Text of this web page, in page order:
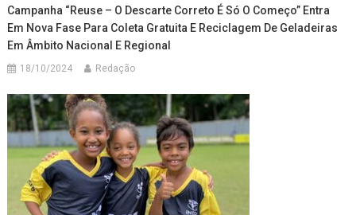
Campanha “Reuse – O Descarte Correto É Só O Começo” Entra
Em Nova Fase Para Coleta Gratuita E Reciclagem De Geladeiras
Em Âmbito Nacional E Regional
18/10/2024 Redação